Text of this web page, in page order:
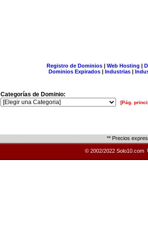
Registro de Dominios| Web Hosting |
Dominios Expirados | Industrias |
Categorías de Dominio:
[Pág.
** Precios
© 2002/2022 Solo10.com